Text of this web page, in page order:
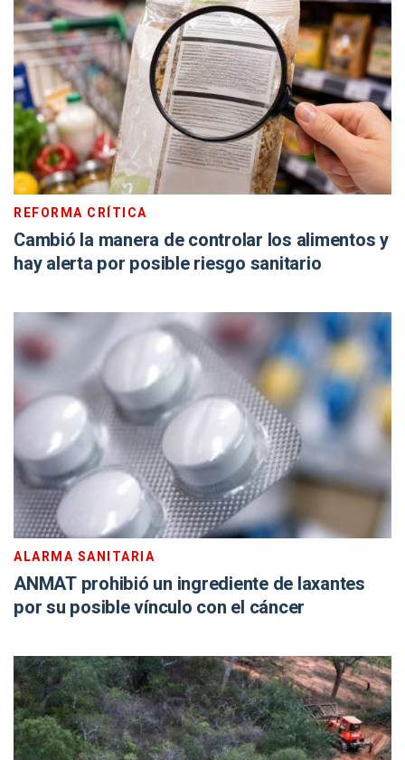
REFORMA CRÍTICA
Cambió la manera de controlar los alimentos y
hay alerta por posible riesgo sanitario
ALARMA SANITARIA
ANMAT prohibió un ingrediente de laxantes
por su posible vínculo con el cáncer